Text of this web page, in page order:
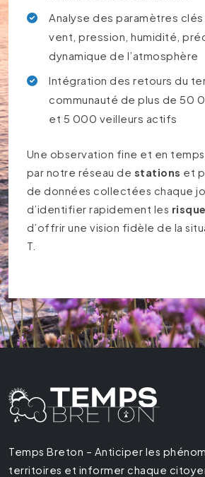
Analyse des paramètres
vent, pression, humidité,
dynamique de l’atmosphère
Intégration des retours du
communauté de plus de 50
et 5 000 veilleurs actifs
Une observation fine et en
par notre réseau de stations et
de données collectées chaque
d’identifier rapidement les
d’offrir une vision fidèle de la
T.
Temps Breton – Anticiper les
territoires et informer chaque